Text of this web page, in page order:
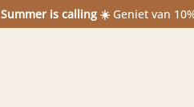
Summer is calling ☀️ Geniet van